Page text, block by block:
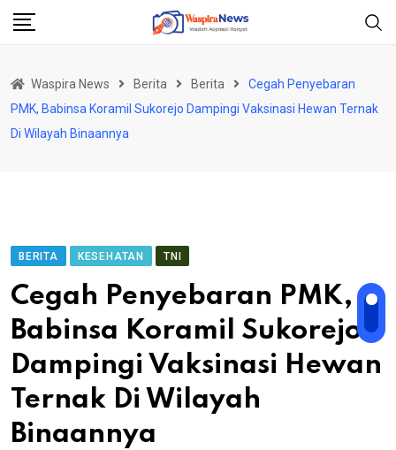
Skip
Waspira News Berita Berita
Cegah Penyebaran
PMK, Babinsa Koramil Sukorejo Dampingi Vaksinasi Hewan Ternak
Di Wilayah Binaannya
BERITA KESEHATAN TNI
Cegah Penyebaran PMK,
Babinsa Koramil Sukorejo
Dampingi Vaksinasi Hewan
Ternak Di Wilayah
Binaannya